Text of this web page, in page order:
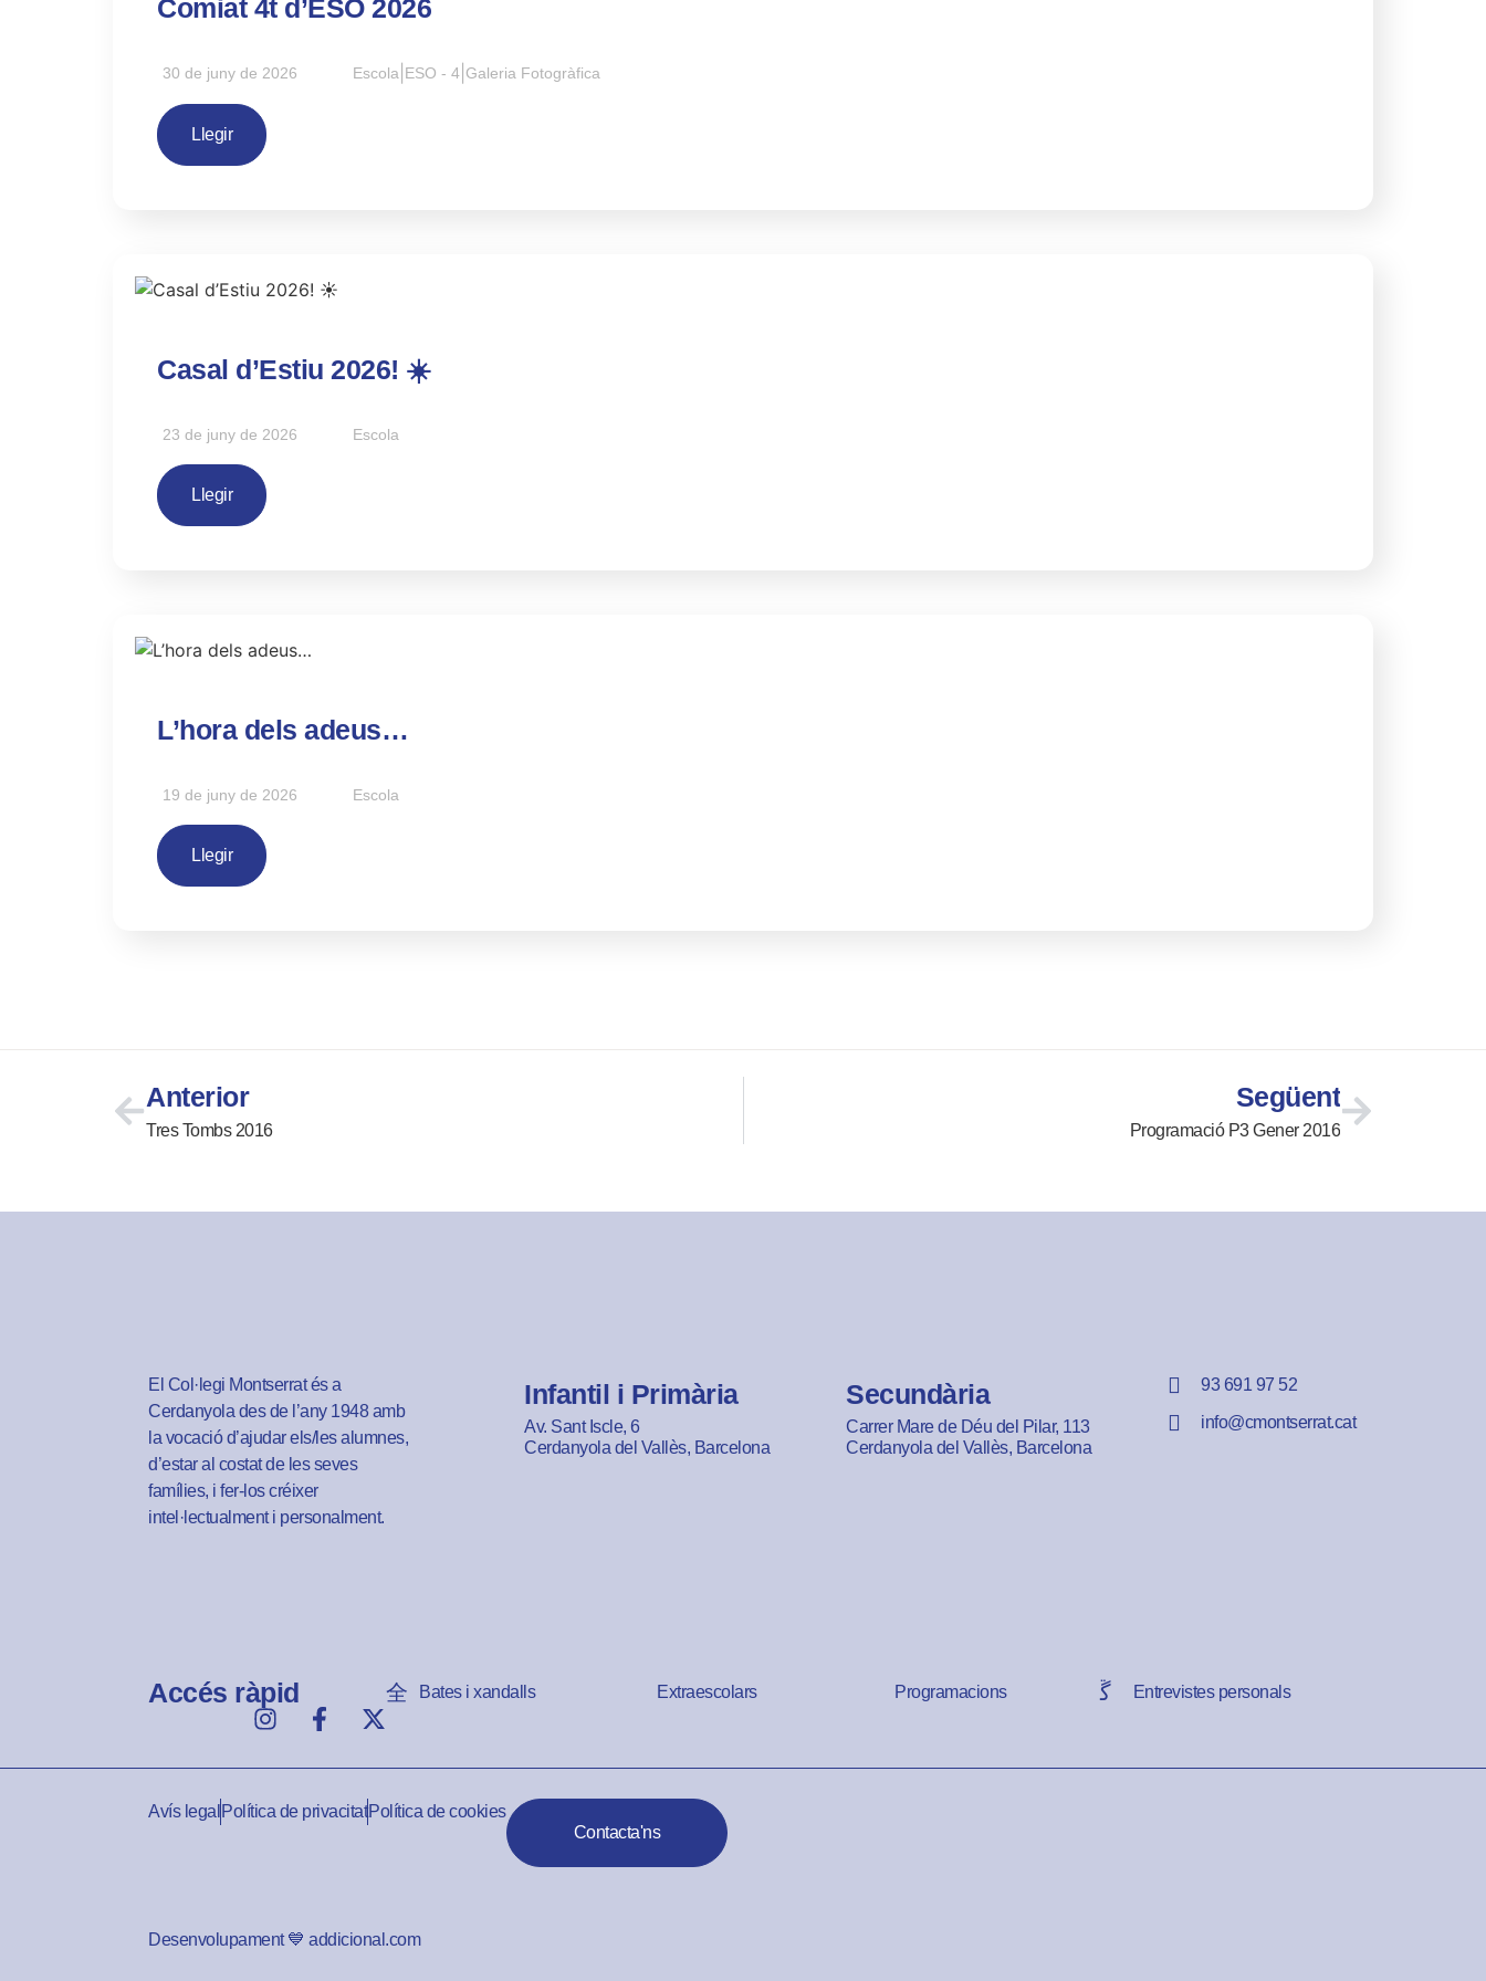
Comiat 4t d’ESO 2026
30 de juny de 2026 Escola ESO - 4 Galeria Fotogràfica
Llegir
Casal d’Estiu 2026! ☀️
23 de juny de 2026 Escola
Llegir
L’hora dels adeus…
19 de juny de 2026 Escola
Llegir
Anterior
Tres Tombs 2016
Següent
Programació P3 Gener 2016
El Col·legi Montserrat és a
Cerdanyola des de l’any 1948 amb
la vocació d’ajudar els/les alumnes,
d’estar al costat de les seves
famílies, i fer-los créixer
intel·lectualment i personalment.
Infantil i Primària
Av. Sant Iscle, 6
Cerdanyola del Vallès, Barcelona
Secundària
Carrer Mare de Déu del Pilar, 113
Cerdanyola del Vallès, Barcelona
93 691 97 52
info@cmontserrat.cat
Accés ràpid Bates i xandalls Extraescolars Programacions Entrevistes personals
Avís legal Política de privacitatPolítica de cookies
Contacta'ns
Desenvolupament 💙 addicional.com